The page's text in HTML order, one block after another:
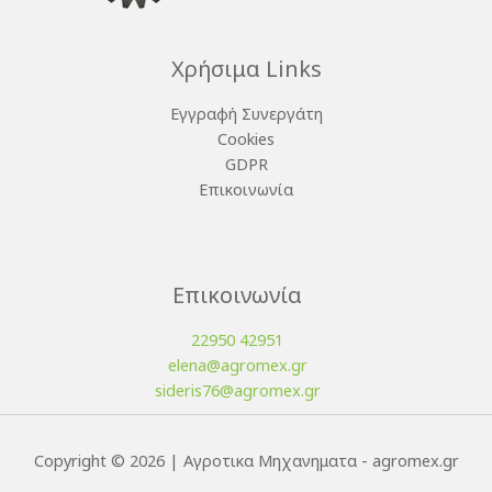
Χρήσιμα Links
Εγγραφή Συνεργάτη
Cookies
GDPR
Επικοινωνία
Επικοινωνία
22950 42951
elena@agromex.gr
sideris76@agromex.gr
Copyright © 2026 | Αγροτικα Μηχανηματα - agromex.gr